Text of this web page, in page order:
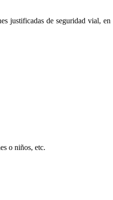
justificadas de seguridad vial,
o niños, etc.